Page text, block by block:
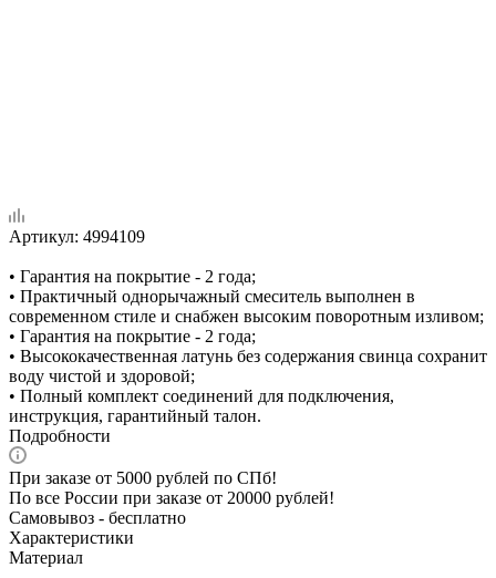
Артикул: 4994109
• Гарантия на покрытие - 2 года;
• Практичный однорычажный смеситель выполнен в
современном стиле и снабжен высоким поворотным изливом;
• Гарантия на покрытие - 2 года;
• Высококачественная латунь без содержания свинца сохранит
воду чистой и здоровой;
• Полный комплект соединений для подключения,
инструкция, гарантийный талон.
Подробности
При заказе от 5000 рублей по СПб!
По все России при заказе от 20000 рублей!
Самовывоз - бесплатно
Характеристики
Материал